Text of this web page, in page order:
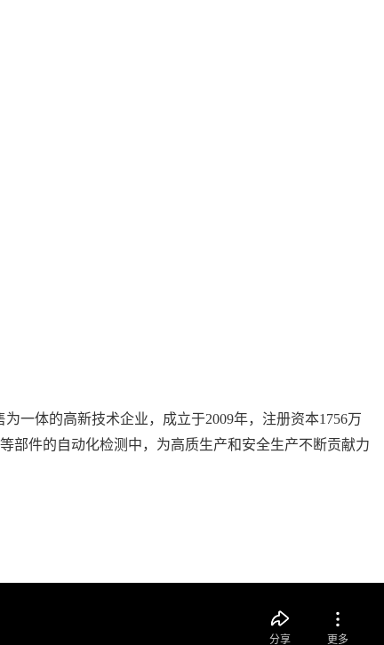
一体的高新技术企业，成立于2009年，注册资本1756万
部件的自动化检测中，为高质生产和安全生产不断贡献力